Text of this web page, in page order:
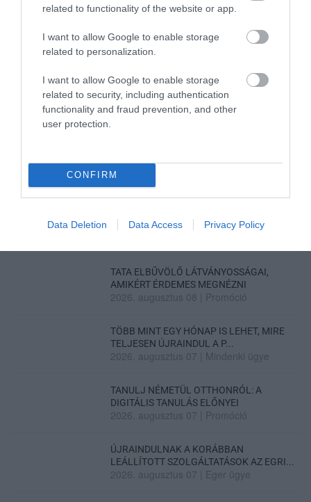
related to functionality of the website or app.
I want to allow Google to enable storage
related to personalization.
I want to allow Google to enable storage
related to security, including authentication
functionality and fraud prevention, and other
user protection.
CONFIRM
Data Deletion Data Access Privacy Policy
35 PERCES TANÓRÁK ÉS KEVESEBB HÁZI
2026. augusztus 08|Mindenki ügye
BAKA ANDRÁST JELÖLI KÖZTÁRSASÁGI
ELNÖKNEK A TISZA
ÚJ MAGYAR KÜLÜGYI STRATÉGIA KÉSZÜL,
TELJES SZAKÍTÁS JÖN A...
TATA ELBŰVÖLŐ LÁTVÁNYOSSÁGAI,
AMIKÉRT ÉRDEMES MEGNÉZNI
2026. augusztus 08 Promóció
TÖBB MINT EGY HÓNAP IS LEHET, MIRE
TELJESEN ÚJRAINDUL A P...
2026. augusztus 07 Mindenki ügye
TANULJ NÉMETÜL OTTHONRÓL: A
DIGITÁLIS TANULÁS ELŐNYEI
2026. augusztus 07 Promóció
ÚJRAINDULNAK A KORÁBBAN
LEÁLLÍTOTT SZOLGÁLTATÁSOK AZ EGRI...
2026. augusztus 07 Eger ügye